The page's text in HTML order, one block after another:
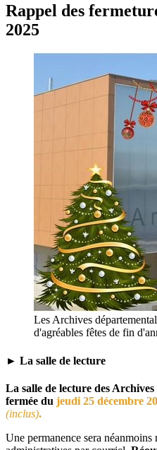
Rappel des
2025
Les Archives
d'agréables fêtes de fin
► La salle de lecture
La salle de lecture des
fermée du jeudi 25 décembre
(inclus).
Une permanence sera